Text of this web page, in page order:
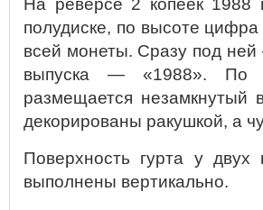
На реверсе 2 копеек 1988
полудиске, по высоте
всей монеты. Сразу под
выпуска — «1988». По
размещается незамкнутый
декорированы ракушкой, а
Поверхность гурта у двух
выполнены вертикально.